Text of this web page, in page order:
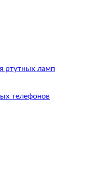
ртутных ламп
телефонов